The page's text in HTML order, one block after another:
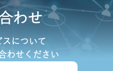
わせ
について
わせください